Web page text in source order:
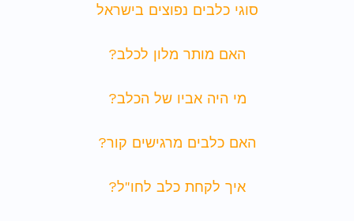
סוגי כלבים נפוצים בישראל
האם מותר מלון לכלב?
מי היה אביו של הכלב?
האם כלבים מרגישים קור?
איך לקחת כלב לחו"ל?